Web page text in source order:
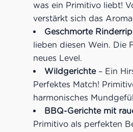
was ein Primitivo liebt!
verstärkt sich das
Geschmorte
lieben diesen Wein. Die
neues Level.
Wildgerichte– Ein
Perfektes Match!
harmonisches
BBQ-Gerichte mit
Primitivo als perfekten